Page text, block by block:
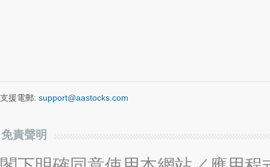
支援電郵: support@aastocks.com
免責聲明